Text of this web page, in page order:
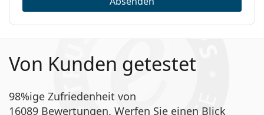
Von Kunden getestet
98%ige Zufriedenheit von
16089 Bewertungen. Werfen Sie einen Blick